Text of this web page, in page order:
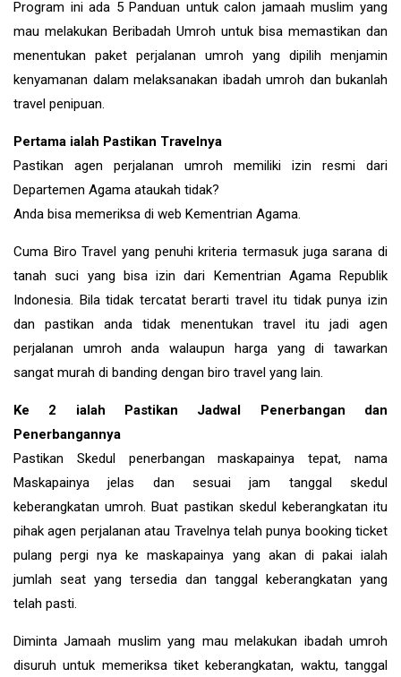
Program ini ada 5 Panduan untuk calon jamaah muslim yang
mau melakukan Beribadah Umroh untuk bisa memastikan dan
menentukan paket perjalanan umroh yang dipilih menjamin
kenyamanan dalam melaksanakan ibadah umroh dan bukanlah
travel penipuan.
Pertama ialah Pastikan Travelnya
Pastikan agen perjalanan umroh memiliki izin resmi dari
Departemen Agama ataukah tidak?
Anda bisa memeriksa di web Kementrian Agama.
Cuma Biro Travel yang penuhi kriteria termasuk juga sarana di
tanah suci yang bisa izin dari Kementrian Agama Republik
Indonesia. Bila tidak tercatat berarti travel itu tidak punya izin
dan pastikan anda tidak menentukan travel itu jadi agen
perjalanan umroh anda walaupun harga yang di tawarkan
sangat murah di banding dengan biro travel yang lain.
Ke 2 ialah Pastikan Jadwal Penerbangan dan
Penerbangannya
Pastikan Skedul penerbangan maskapainya tepat, nama
Maskapainya jelas dan sesuai jam tanggal skedul
keberangkatan umroh. Buat pastikan skedul keberangkatan itu
pihak agen perjalanan atau Travelnya telah punya booking ticket
pulang pergi nya ke maskapainya yang akan di pakai ialah
jumlah seat yang tersedia dan tanggal keberangkatan yang
telah pasti.
Diminta Jamaah muslim yang mau melakukan ibadah umroh
disuruh untuk memeriksa tiket keberangkatan, waktu, tanggal